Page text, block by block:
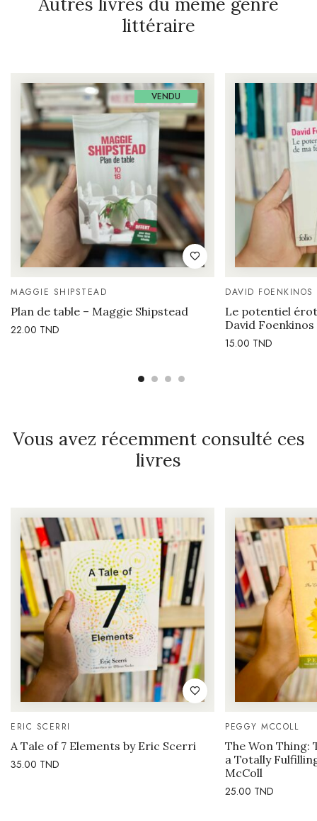
Autres livres du même genre
littéraire
VENDU
MAGGIE SHIPSTEAD
Plan de table – Maggie Shipstead
22.00 TND
DAVID FOENKINOS
Le potentiel
David Foenkinos
15.00 TND
Vous avez récemment consulté ces
livres
ERIC SCERRI
A Tale of 7 Elements by Eric Scerri
35.00 TND
PEGGY MCCOLL
The Won Thing:
a Totally
McColl
25.00 TND